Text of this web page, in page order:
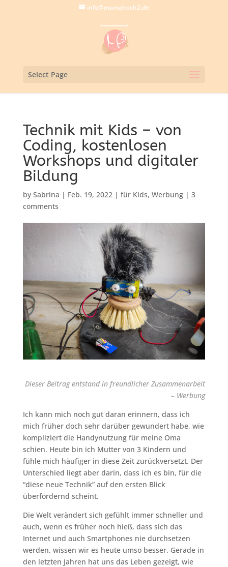
info@mamahoch2.de
Select Page
Technik mit Kids – von
Coding, kostenlosen
Workshops und digitaler
Bildung
by Sabrina | Feb. 19, 2022| für Kids, Werbung| 3
comments
Dieser Beitrag entstand in freundlicher Zusammenarbeit
– Werbung
Ich kann mich noch gut daran erinnern, dass ich
mich früher doch sehr darüber gewundert habe, wie
kompliziert die Handynutzung für meine Oma
schien. Heute bin ich Mutter von 3 Kindern und
fühle mich häufiger in diese Zeit zurückversetzt. Der
Unterschied liegt aber darin, dass ich es bin, für die
“diese neue Technik” auf den ersten Blick
überfordernd scheint.
Die Welt verändert sich gefühlt immer schneller und
auch, wenn es früher noch hieß, dass sich das
Internet und auch Smartphones nie durchsetzen
werden, wissen wir es heute umso besser. Gerade in
den letzten Jahren hat uns das Leben gezeigt, wie